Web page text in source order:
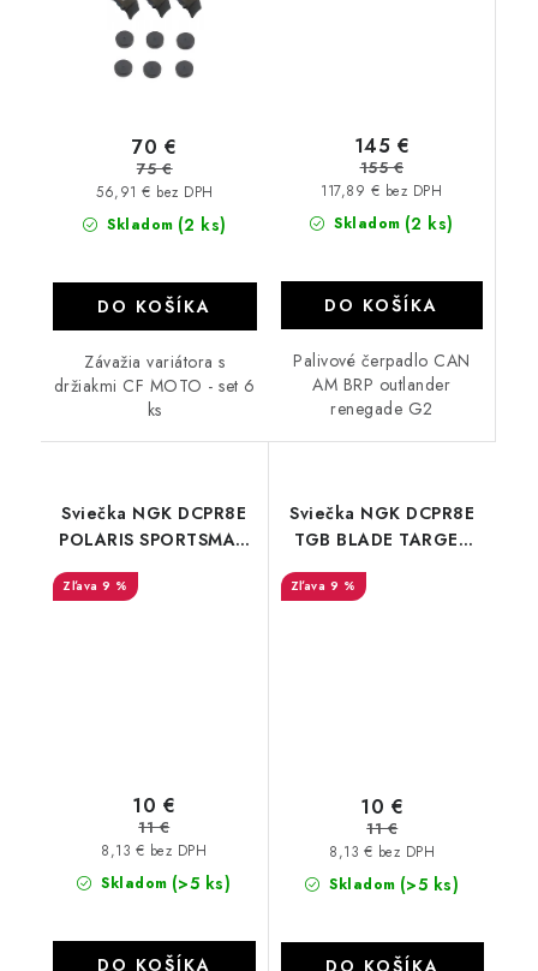
Skladom (2 ks)
56,91 € bez DPH
70 €
75 €
DO KOŠÍKA
Závažia variátora s
držiakmi CF MOTO - set 6
ks
Skladom (2 ks)
117,89 € bez DPH
145 €
155 €
DO KOŠÍKA
Palivové čerpadlo CAN
AM BRP outlander
renegade G2
Sviečka NGK DCPR8E
POLARIS SPORTSMAN
450/570/850/1000
9 %
Skladom (>5 ks)
8,13 € bez DPH
10 €
11 €
DO KOŠÍKA
Sviečka NGK DCPR8E
TGB BLADE TARGET
600/1000
9 %
Skladom (>5 ks)
8,13 € bez DPH
10 €
11 €
DO KOŠÍKA